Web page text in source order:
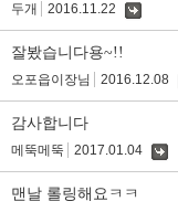
두개 2016.11.22
잘봤습니다용~!!
오포읍이장님 2016.12.08
감사합니다
메뚝메뚝 2017.01.04
맨날 롤링해요ㅋㅋ